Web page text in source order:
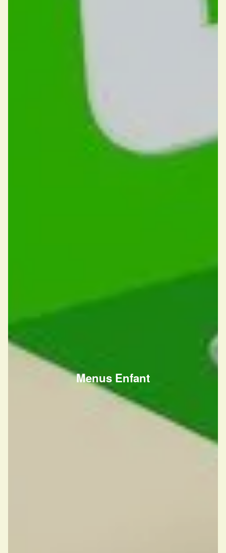
Menus Enfant